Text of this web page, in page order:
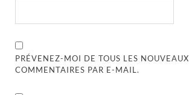
PRÉVENEZ-MOI DE TOUS LES NOUVEAUX
COMMENTAIRES PAR E-MAIL.